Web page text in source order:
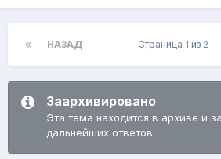
НАЗАД Страница 1 из 2
Заархивировано
Эта тема находится в архиве и
дальнейших ответов.